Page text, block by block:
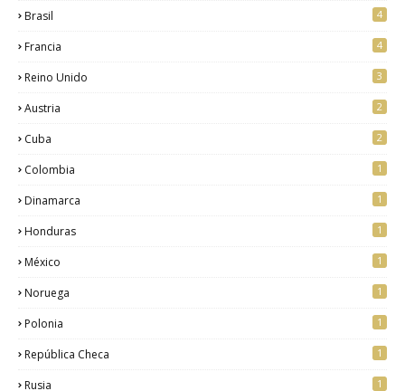
Brasil 4
Francia 4
Reino Unido 3
Austria 2
Cuba 2
Colombia 1
Dinamarca 1
Honduras 1
México 1
Noruega 1
Polonia 1
República Checa 1
Rusia 1